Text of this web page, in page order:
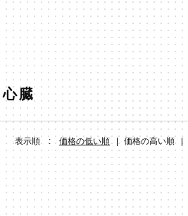
臓
表示順 : 価格の低い順 価格の高い順